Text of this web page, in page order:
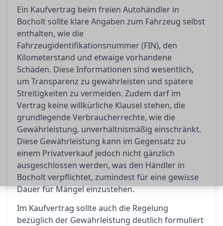
Ein Kaufvertrag beim freien Autohändler in
Bocholt sollte klare Angaben zum Fahrzeug selbst
enthalten, wie die
Fahrzeugidentifikationsnummer (FIN), den
Kilometerstand und etwaige vorhandene
Schäden. Diese Informationen sind wesentlich,
um Transparenz zu gewährleisten und spätere
Streitigkeiten zu vermeiden. Zudem darf im
Vertrag keine willkürliche Klausel stehen, die
grundlegende Verbraucherrechte, wie die
Gewährleistung, unverhältnismäßig einschränkt.
Diese Gewährleistung kann im Gegensatz zu
einem Privatverkauf jedoch nicht gänzlich
ausgeschlossen werden, was den Händler in
Bocholt verpflichtet, zumindest für eine gewisse
Dauer für Mängel einzustehen.
Im Kaufvertrag sollte auch die Regelung
bezüglich der Gewährleistung deutlich formuliert